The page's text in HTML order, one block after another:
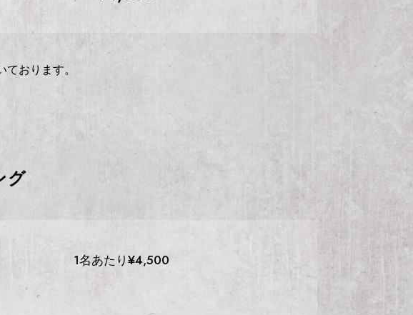
おります。
グ
1名あたり¥4,500